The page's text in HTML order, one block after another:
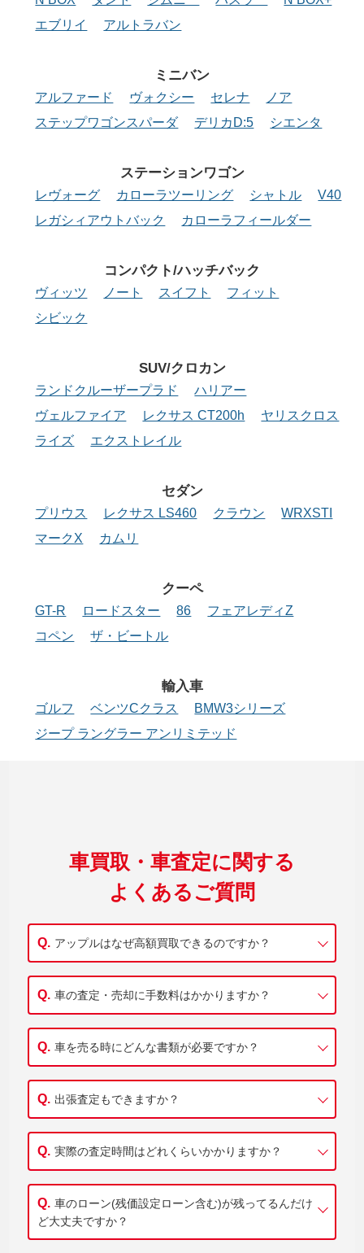
エブリイ
アルトラバン
ミニバン
アルファード ヴォクシー セレナ
ノア
ステップワゴンスパーダ
デリカD:5 シエンタ
ステーションワゴン
レヴォーグ カローラツーリング シャトル
V40
レガシィアウトバック
カローラフィールダー
コンパクト/ハッチバック
ヴィッツ ノート スイフト
フィット
シビック
SUV/クロカン
ランドクルーザープラド
ハリアー
ヴェルファイア
レクサス CT200h
ヤリスクロス
ライズ
エクストレイル
セダン
プリウス レクサス LS460 クラウン
WRXSTI
マークX
カムリ
クーペ
GT-R ロードスター 86
フェアレディZ
コペン
ザ・ビートル
輸入車
ゴルフ ベンツCクラス
BMW3シリーズ
ジープ ラングラー アンリミテッド
車買取・車査定に関する
よくあるご質問
アップルはなぜ高額買取できるのですか？
車の査定・売却に手数料はかかりますか？
車を売る時にどんな書類が必要ですか？
出張査定もできますか？
実際の査定時間はどれくらいかかりますか？
車のローン(残価設定ローン含む)が残ってるんだけ
ど大丈夫ですか？